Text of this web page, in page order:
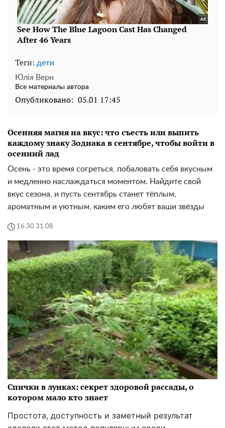
Теги: дети
Юлія Верн
Все материалы автора
Опубликовано: 05.01 17:45
Осенняя магия на вкус: что съесть или выпить
каждому знаку Зодиака в сентябре, чтобы войти в
осенний лад
Осень - это время согреться, побаловать себя вкусным
и медленно наслаждаться моментом. Найдите свой
вкус сезона, и пусть сентябрь станет тёплым,
ароматным и уютным, каким его любят ваши звёзды
16:30 31.08
Спички в лунках: секрет здоровой рассады, о
котором мало кто знает
Простота, доступность и заметный результат